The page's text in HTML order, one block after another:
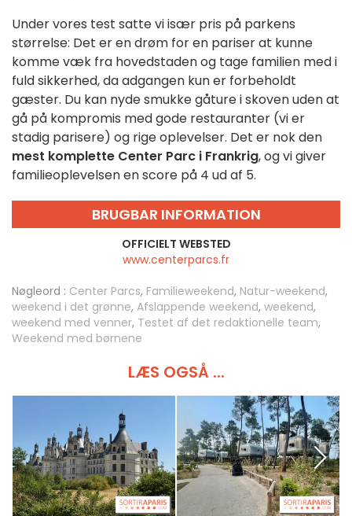
Under vores test satte vi især pris på parkens
størrelse: Det er en drøm for en pariser at kunne
komme væk fra hovedstaden og tage familien med i
fuld sikkerhed, da adgangen kun er forbeholdt
gæster. Du kan nyde smukke gåture i skoven uden at
gå på kompromis med gode restauranter (vi er
stadig parisere) og rige oplevelser. Det er nok den
mest komplette Center Parc i Frankrig, og vi giver
familieoplevelsen en score på 4 ud af 5.
BRUGBAR INFORMATION
OFFICIELT WEBSTED
www.centerparcs.fr
Nøgleord : Center Parcs, Familieweekend, Natur-weekend,
weekend i det grønne, Afslappende weekend, weekend,
weekend med venner, Testet af det redaktionelle team,
Weekend med børnene
LÆS OGSÅ ...